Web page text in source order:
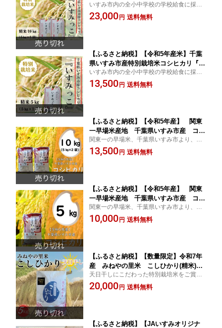
すみっこ』精米10kg(5kg×2袋)【144585
9】
いすみ市内の全小中学校の学校給食に採用
されている特別栽培米コシヒカリです。
23,000 円 送料無料
【ふるさと納税】【令和5年産米】千葉
県いすみ市産特別栽培米コシヒカリ『い
すみっこ』精米5kg(5kg×1袋)【144586
0】
いすみ市内の全小中学校の学校給食に採用
されている特別栽培米コシヒカリです。
13,500 円 送料無料
【ふるさと納税】【令和5年産】 関東
一早場米産地 千葉県いすみ市産 コシ
ヒカリ精米10kg(5kg×2袋)【1445863】
関東一の早場米、千葉県いすみ市より、つ
やつやのコシヒカリをお届けします
13,500 円 送料無料
【ふるさと納税】【令和5年産】 関東
一早場米産地 千葉県いすみ市産 コシ
ヒカリ精米5kg【1445864】
関東一の早場米、千葉県いすみ市より、つ
やつやのコシヒカリをお届けします
10,000 円 送料無料
【ふるさと納税】【数量限定】令和7年
産 みねやの里米 こしひかり(精米) 5
Kg【1459711】
天日干しにこだわった特別栽培米をご賞味
ください。
20,000 円 送料無料
【ふるさと納税】【JAいすみオリジナ